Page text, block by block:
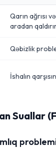
Qarın ağrısı
aradan
Qəbizlik
İshalın
Suallar